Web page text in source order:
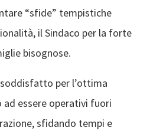
“sfide” tempistiche
il Sindaco per la forte
bisognose.
per l’ottima
essere operativi fuori
sfidando tempi e